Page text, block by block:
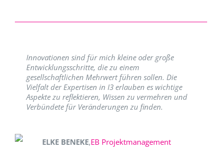
Innovationen sind für mich kleine oder große
Entwicklungsschritte, die zu einem
gesellschaftlichen Mehrwert führen sollen. Die
Vielfalt der Expertisen in I3 erlauben es wichtige
Aspekte zu reflektieren, Wissen zu vermehren und
Verbündete für Veränderungen zu finden.
ELKE BENEKE,EB Projektmanagement